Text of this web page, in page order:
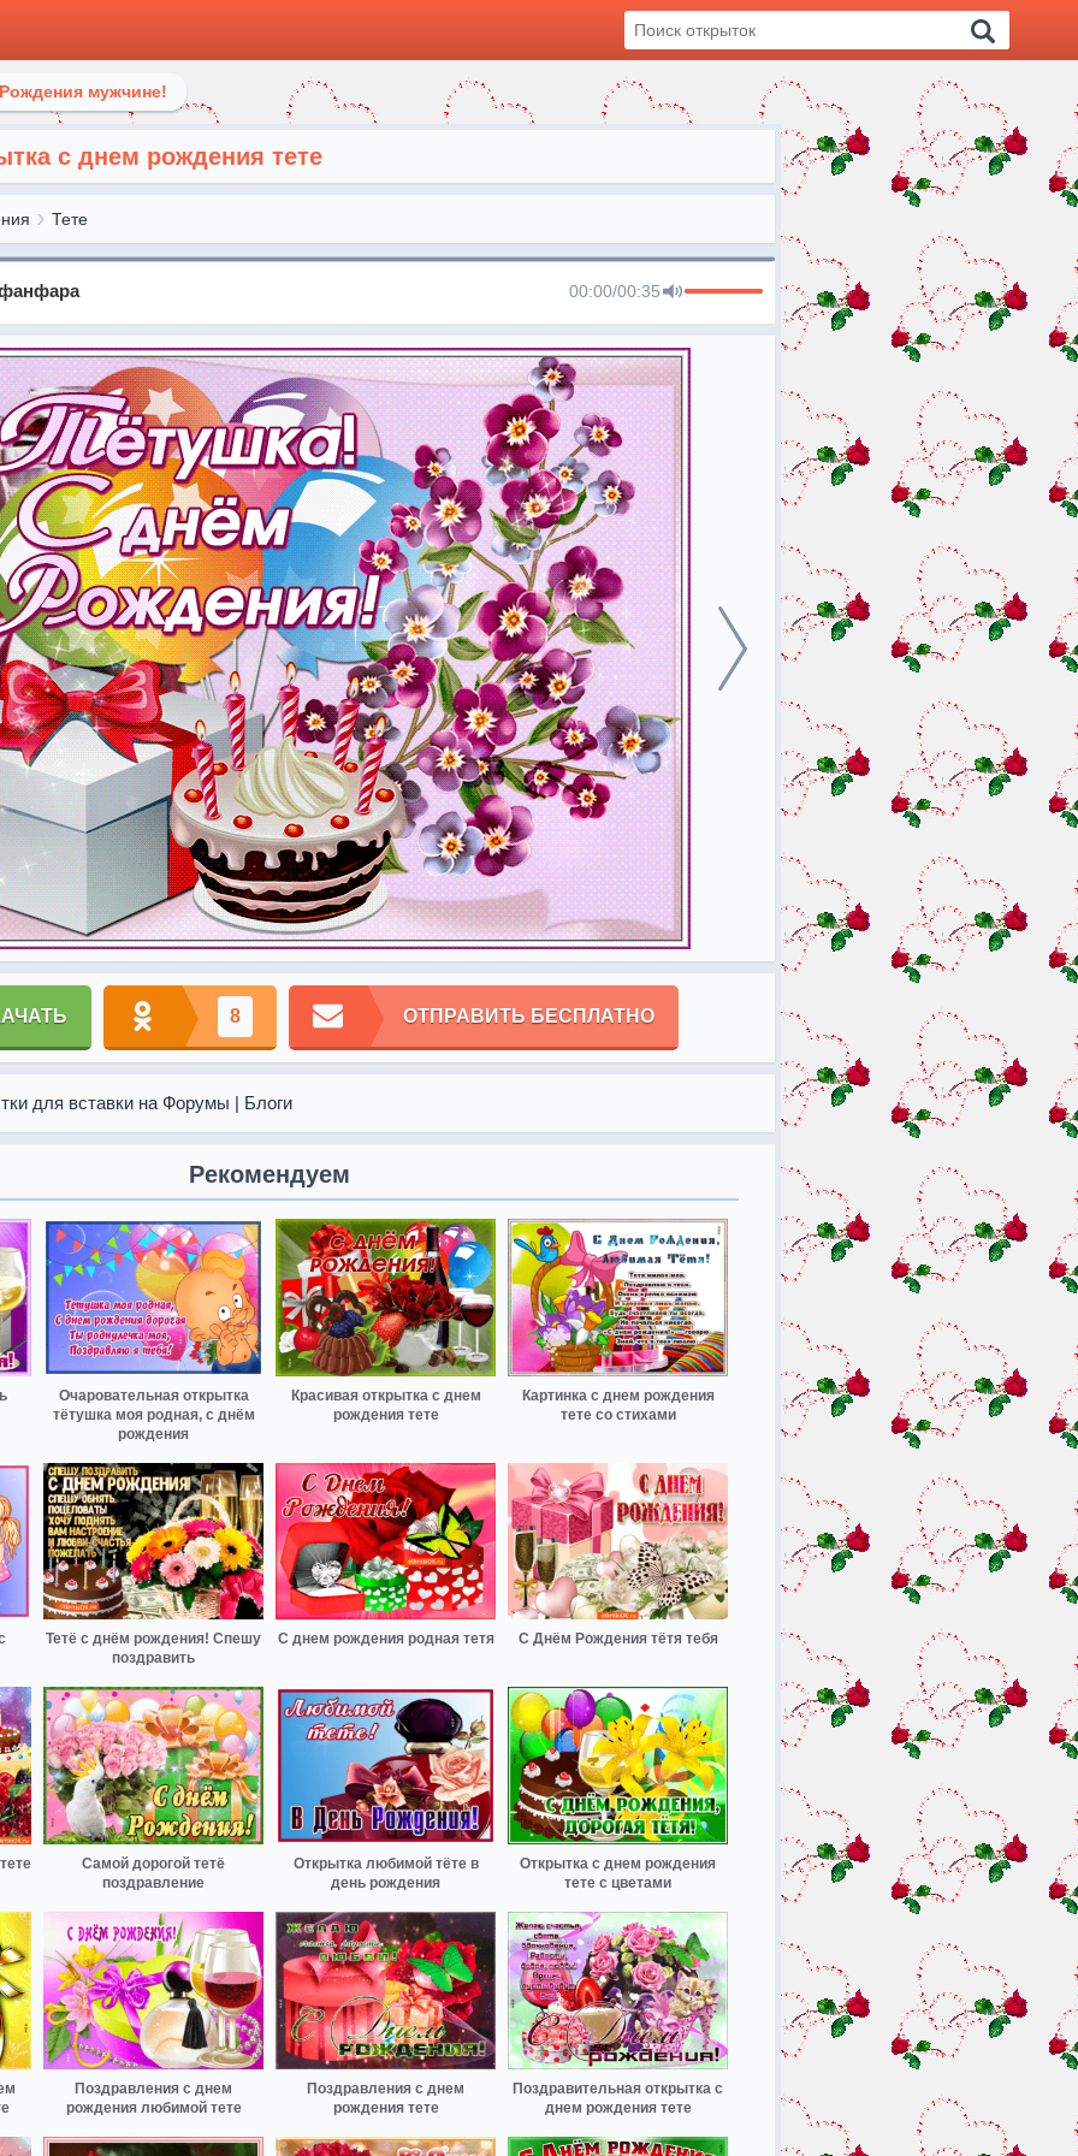
мужчине!
с днем рождения тете
Тете
00:00/00:35
8 ОТПРАВИТЬ БЕСПЛАТНО
для вставки на Форумы | Блоги
Рекомендуем
Очаровательная открытка
тётушка моя родная, с днём
рождения
Красивая открытка с днем
рождения тете
Картинка с днем рождения
тете со стихами
Тетё с днём рождения! Спешу
поздравить
С днем рождения родная тетя С Днём Рождения тётя тебя
Самой дорогой тетё
поздравление
Открытка любимой тёте в
день рождения
Открытка с днем рождения
тете с цветами
Поздравления с днем
рождения любимой тете
Поздравления с днем
рождения тете
Поздравительная открытка с
днем рождения тете